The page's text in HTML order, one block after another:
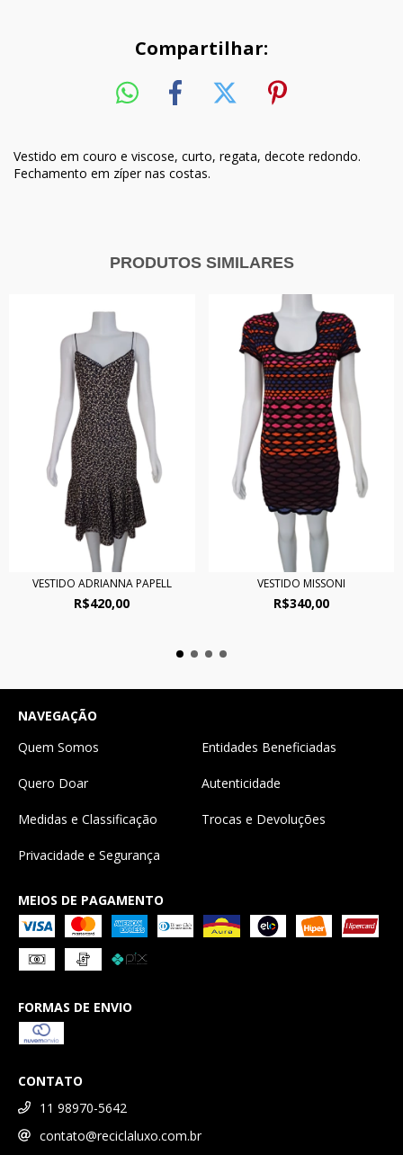
Compartilhar:
Vestido em couro e viscose, curto, regata, decote redondo.
Fechamento em zíper nas costas.
PRODUTOS SIMILARES
VESTIDO ADRIANNA PAPELL
R$420,00
VESTIDO MISSONI
R$340,00
NAVEGAÇÃO
Quem Somos
Entidades Beneficiadas
Quero Doar Autenticidade
Medidas e Classificação Trocas e Devoluções
Privacidade e Segurança
MEIOS DE PAGAMENTO
FORMAS DE ENVIO
CONTATO
11 98970-5642
contato@reciclaluxo.com.br